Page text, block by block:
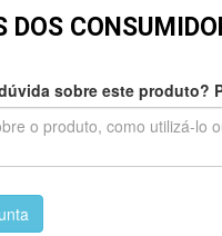
DOS
sobre este produto?